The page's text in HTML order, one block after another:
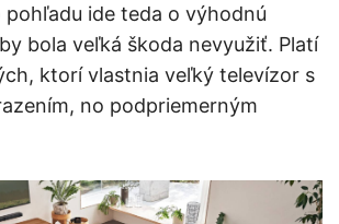
pohľadu ide teda o výhodnú
bola veľká škoda nevyužiť. Platí
ktorí vlastnia veľký televízor s
no podpriemerným